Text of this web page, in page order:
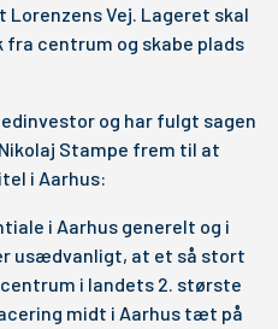
Lorenzens Vej. Lageret skal
centrum og skabe plads
og har fulgt sagen
Stampe frem til at
i Aarhus:
i Aarhus generelt og i
usædvanligt, at et så stort
i landets 2. største
midt i Aarhus tæt på